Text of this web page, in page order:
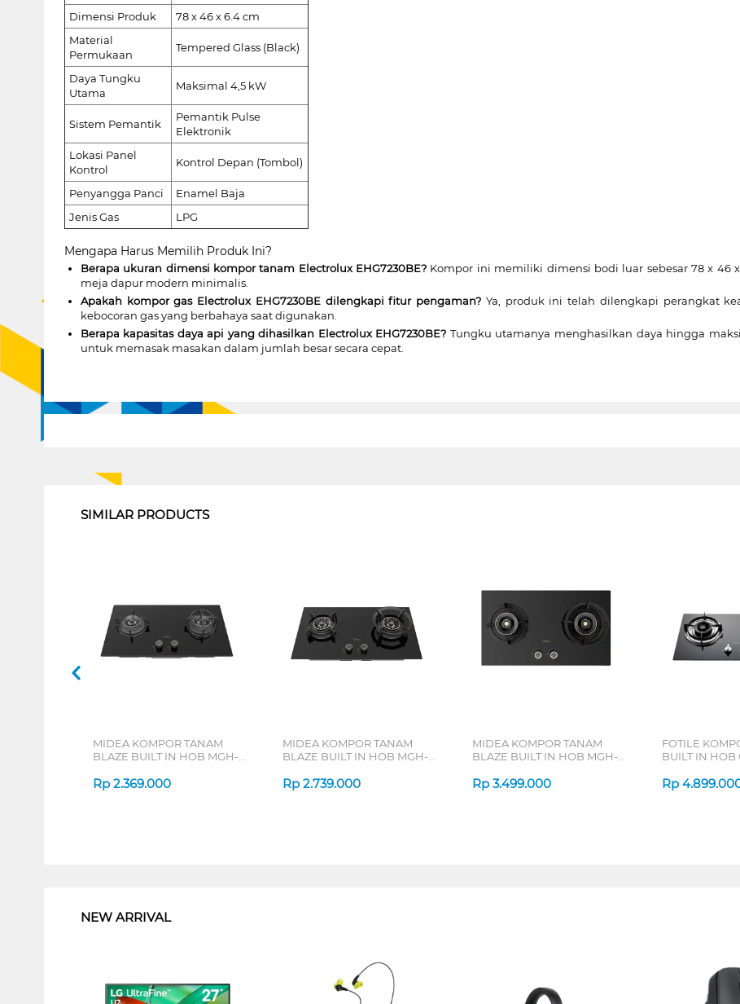
Dimensi Produk
78 x 46 x 6.4 cm
Material
Permukaan
Tempered Glass (Black)
Daya Tungku
Utama
Maksimal 4,5 kW
Sistem Pemantik
Pemantik Pulse
Elektronik
Lokasi Panel
Kontrol
Kontrol Depan (Tombol)
Penyangga Panci
Enamel Baja
Jenis Gas
LPG
Mengapa Harus Memilih Produk Ini?
Berapa ukuran dimensi kompor tanam Electrolux EHG7230BE? Kompor ini memiliki dimensi bodi luar sebesar 78 x
meja dapur modern minimalis.
Apakah kompor gas Electrolux EHG7230BE dilengkapi fitur pengaman? Ya, produk ini telah dilengkapi perangkat
kebocoran gas yang berbahaya saat digunakan.
Berapa kapasitas daya api yang dihasilkan Electrolux EHG7230BE? Tungku utamanya menghasilkan daya hingga
untuk memasak masakan dalam jumlah besar secara cepat.
SIMILAR PRODUCTS
MIDEA KOMPOR TANAM
BLAZE BUILT IN HOB MGH-
Rp 2.369.000
MIDEA KOMPOR TANAM
BLAZE BUILT IN HOB MGH-
Rp 2.739.000
MIDEA KOMPOR TANAM
BLAZE BUILT IN HOB MGH-
Rp 3.499.000
FOTILE
BUILT IN HOB
Rp
NEW ARRIVAL